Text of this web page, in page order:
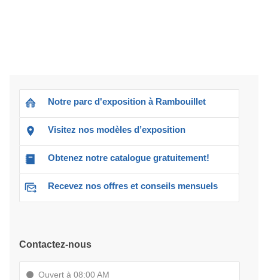
Notre parc d'exposition à Rambouillet
Visitez nos modèles d’exposition
Obtenez notre catalogue gratuitement!
Recevez nos offres et conseils mensuels
Contactez-nous
Ouvert à 08:00 AM